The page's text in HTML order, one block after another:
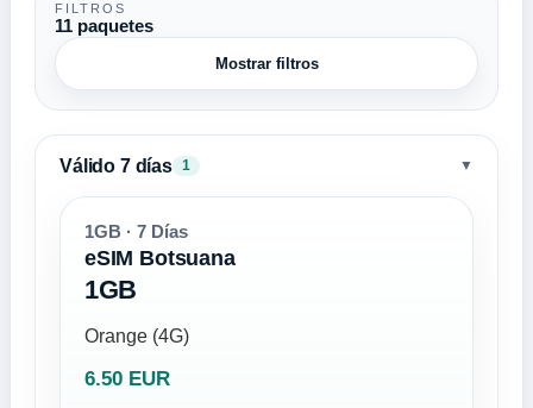
FILTROS
11 paquetes
Mostrar filtros
Válido 7 días 1 ▼
1GB · 7 Días
eSIM Botsuana
1GB
Orange (4G)
6.50 EUR